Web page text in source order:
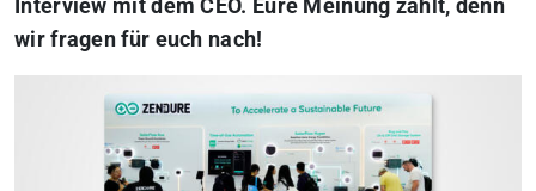
Interview mit dem CEO. Eure Meinung zählt, denn
wir fragen für euch nach!